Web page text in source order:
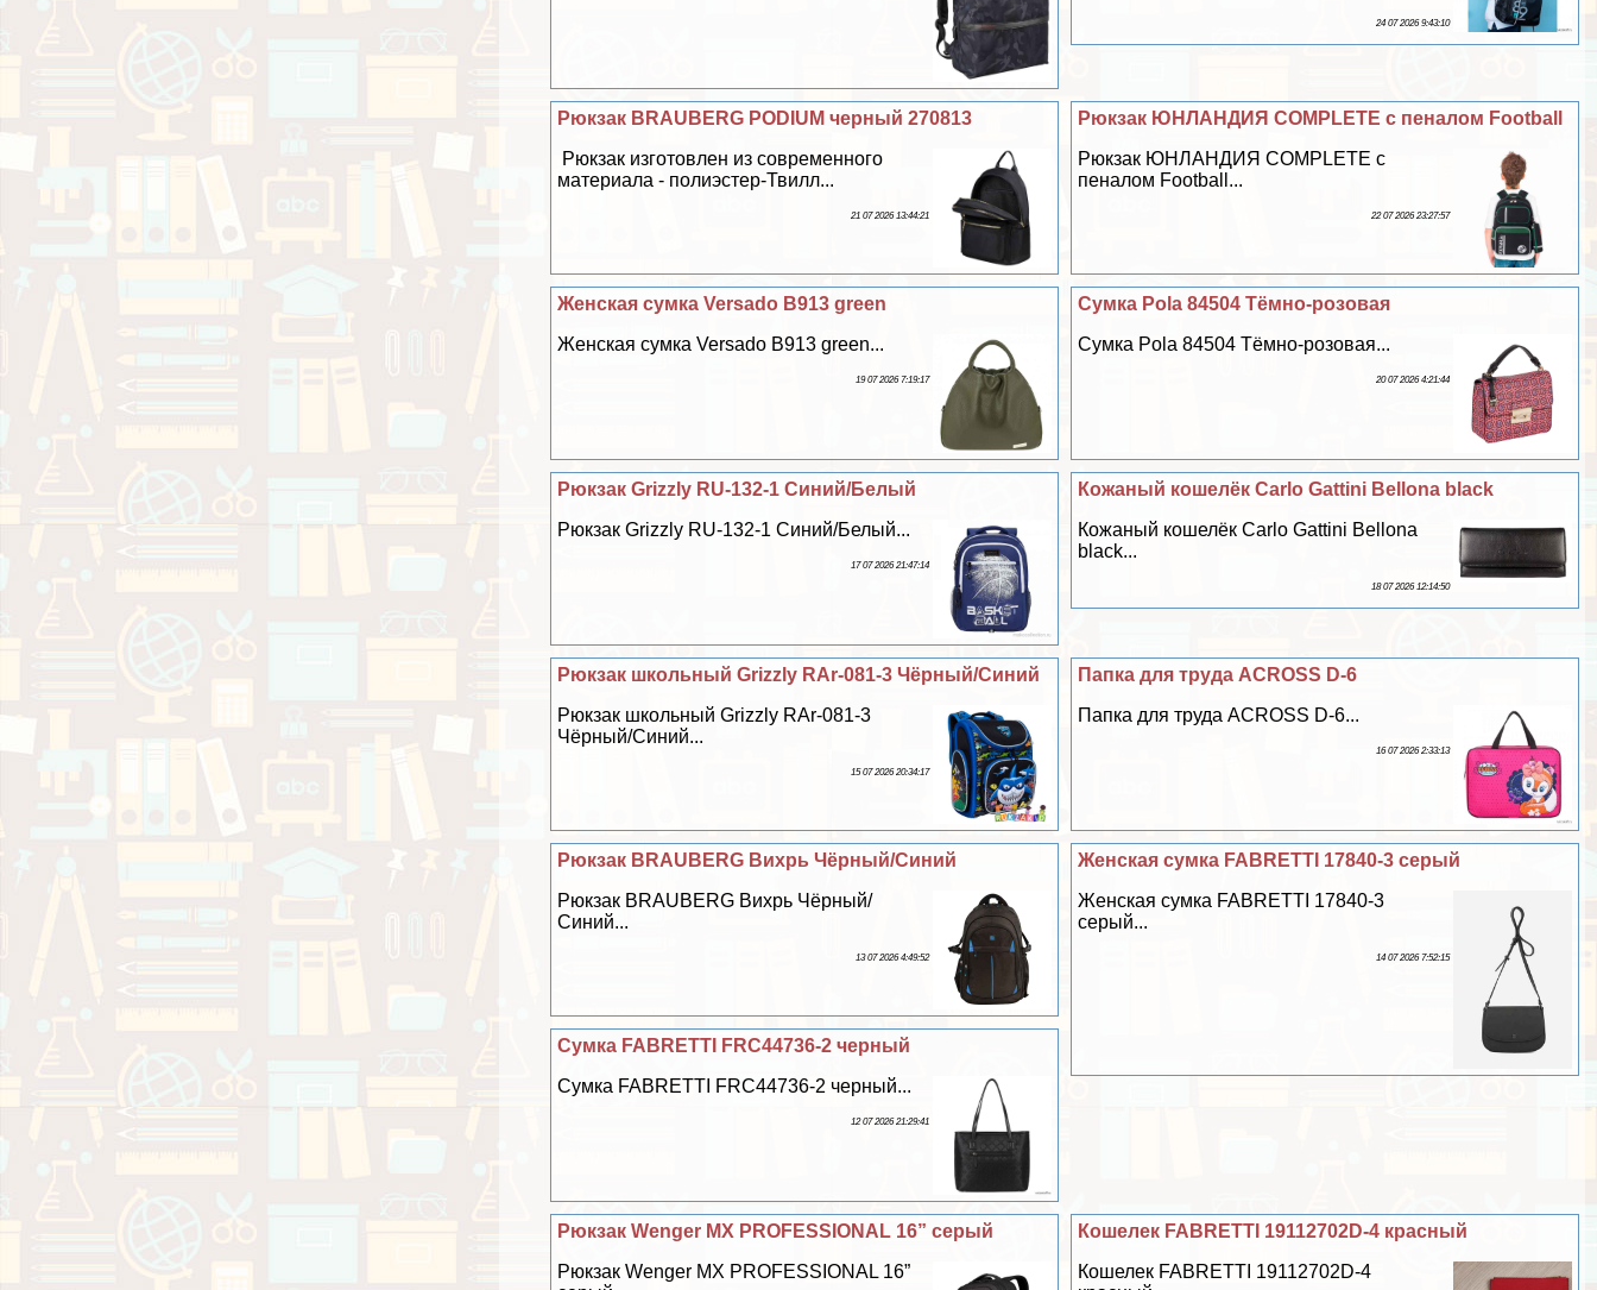
24 07 2026 9:43:10
Рюкзак ЮНЛАНДИЯ COMPLETE с пеналом Football
Рюкзак ЮНЛАНДИЯ COMPLETE с
пеналом Football...
22 07 2026 23:27:57
Рюкзак BRAUBERG PODIUM черный 270813
Рюкзак изготовлен из современного
материала - полиэстер-Твилл...
21 07 2026 13:44:21
Сумка Pola 84504 Тёмно-розовая
Сумка Pola 84504 Тёмно-розовая...
20 07 2026 4:21:44
Женская сумка Versado B913 green
Женская сумка Versado B913 green...
19 07 2026 7:19:17
Кожаный кошелёк Carlo Gattini Bellona black
Кожаный кошелёк Carlo Gattini Bellona
black...
18 07 2026 12:14:50
Рюкзак Grizzly RU-132-1 Синий/Белый
Рюкзак Grizzly RU-132-1 Синий/Белый...
17 07 2026 21:47:14
Папка для труда ACROSS D-6
Папка для труда ACROSS D-6...
16 07 2026 2:33:13
Рюкзак школьный Grizzly RAr-081-3 Чёрный/Синий
Рюкзак школьный Grizzly RAr-081-3
Чёрный/Синий...
15 07 2026 20:34:17
Женская сумка FABRETTI 17840-3 серый
Женская сумка FABRETTI 17840-3
серый...
14 07 2026 7:52:15
Рюкзак BRAUBERG Вихрь Чёрный/Синий
Рюкзак BRAUBERG Вихрь Чёрный/
Синий...
13 07 2026 4:49:52
Сумка FABRETTI FRC44736-2 черный
Сумка FABRETTI FRC44736-2 черный...
12 07 2026 21:29:41
Кошелек FABRETTI 19112702D-4 красный
Кошелек FABRETTI 19112702D-4
Рюкзак Wenger MX PROFESSIONAL 16” серый
Рюкзак Wenger MX PROFESSIONAL 16”